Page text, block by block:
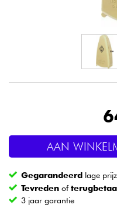
Licht
Blaasinstrument
AAN
Gegarandeerd lage
Tevreden of
3 jaar garantie